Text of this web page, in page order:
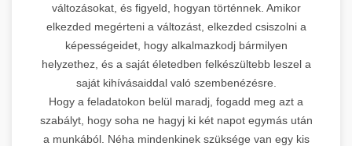
változásokat, és figyeld, hogyan történnek. Amikor
elkezded megérteni a változást, elkezded csiszolni a
képességeidet, hogy alkalmazkodj bármilyen
helyzethez, és a saját életedben felkészültebb leszel a
saját kihívásaiddal való szembenézésre.
Hogy a feladatokon belül maradj, fogadd meg azt a
szabályt, hogy soha ne hagyj ki két napot egymás után
a munkából. Néha mindenkinek szüksége van egy kis